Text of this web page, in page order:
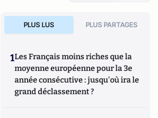
PLUS LUS PLUS PARTAGES
1Les Français moins riches que la
moyenne européenne pour la 3e
année consécutive : jusqu'où ira le
grand déclassement ?